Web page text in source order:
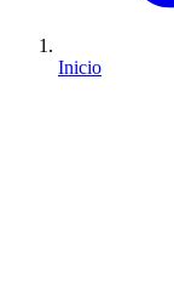
Inicio